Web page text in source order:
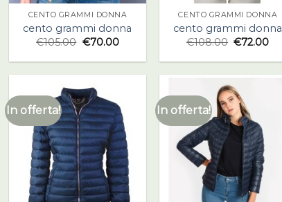
CENTO GRAMMI DONNA
cento grammi donna
€105.00 €70.00
CENTO GRAMMI DONNA
cento grammi donna
€108.00 €72.00
In offerta! In offerta!